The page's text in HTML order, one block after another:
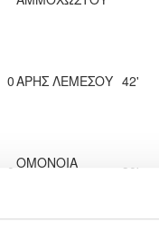
0ΑΡΗΣ ΛΕΜΕΣΟΥ 42'
0 ΟΜΟΝΟΙΑ
30'